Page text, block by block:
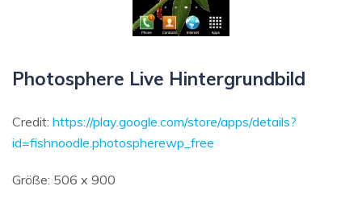
Photosphere Live Hintergrundbild
Credit: https://play.google.com/store/apps/details?
id=fishnoodle.photospherewp_free
Größe: 506 x 900